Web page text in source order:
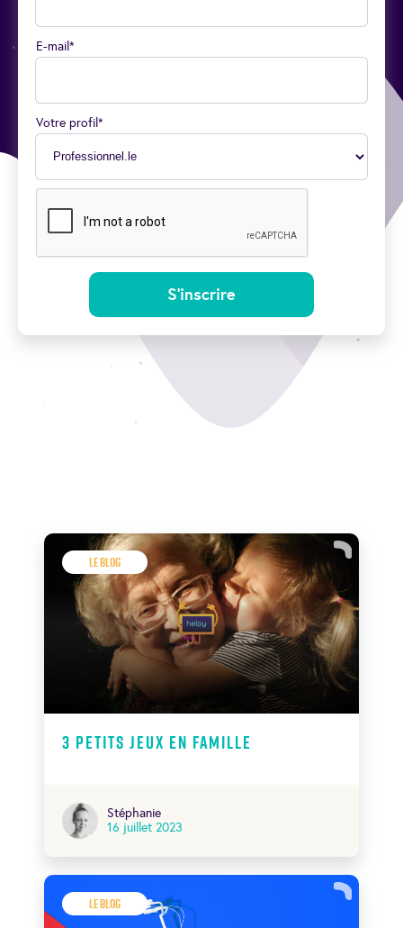
E-mail*
Votre profil*
Le Blog
3 petits jeux en famille
Stéphanie
16 juillet 2023
Le Blog